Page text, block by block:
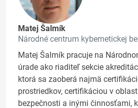
Matej Šalmík
Národné centrum kybernetickej
Matej Šalmík pracuje na
úrade ako riaditeľ sekcie
ktorá sa zaoberá najmä
prostriedkov, certifikáciou v
bezpečnosti a inými činnosťami,